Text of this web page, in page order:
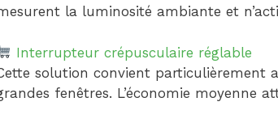
la luminosité ambiante et
Interrupteur crépusculaire réglable
solution convient particulièrement
fenêtres. L’économie moyenne